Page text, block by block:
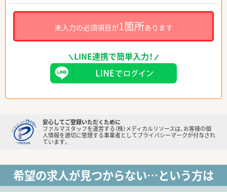
未入力の必須項目が1箇所あります
LINE連携で簡単入力！
安心してご登録いただくために
ファルマスタッフを運営する（株）メディカルリソースは、お客様の個
人情報を適切に管理する事業者としてプライバシーマークが付与され
ています。
希望の求人が見つからない…という方は